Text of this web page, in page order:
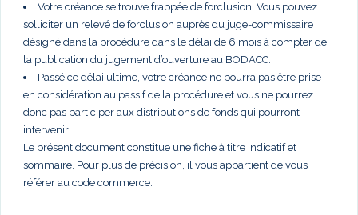
Votre créance se trouve frappée de forclusion. Vous pouvez
solliciter un relevé de forclusion auprès du juge-commissaire
désigné dans la procédure dans le délai de 6 mois à compter de
la publication du jugement d’ouverture au BODACC.
Passé ce délai ultime, votre créance ne pourra pas être prise
en considération au passif de la procédure et vous ne pourrez
donc pas participer aux distributions de fonds qui pourront
intervenir.
Le présent document constitue une fiche à titre indicatif et
sommaire. Pour plus de précision, il vous appartient de vous
référer au code commerce.